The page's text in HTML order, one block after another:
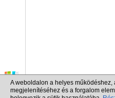
A weboldalon a helyes
megjelenítéséhez és a forgalom